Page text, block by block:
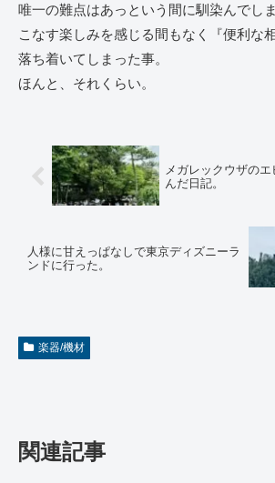
唯一の難点はあっという間に馴染んでし
こなす楽しみを感じる間もなく『便利な
落ち着いてしまった事。
ほんと、それくらい。
メガレックウザの
んだ日記。
人様に甘えっぱなしで東京ディズニーラ
ンドに行った。
楽器/機材
関連記事